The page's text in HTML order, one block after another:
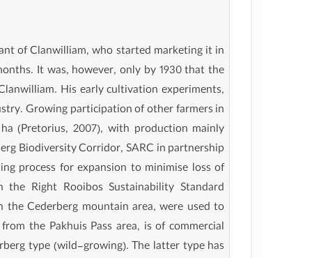
of Clanwilliam, who started marketing it in
It was, however, only by 1930 that the
His early cultivation experiments,
Growing participation of other farmers in
(Pretorius, 2007), with production mainly
Biodiversity Corridor, SARC in partnership
process for expansion to minimise loss of
Right Rooibos Sustainability Standard
Cederberg mountain area, were used to
the Pakhuis Pass area, is of commercial
type (wild-growing). The latter type has